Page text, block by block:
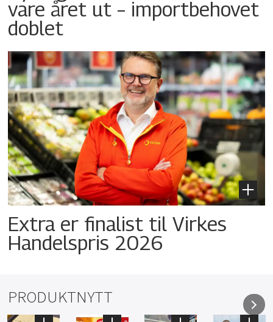
vare året ut – importbehovet
doblet
Extra er finalist til Virkes
Handelspris 2026
PRODUKTNYTT